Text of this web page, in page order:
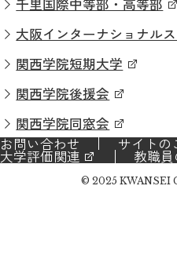
大阪インターナショナル
関西学院短期大学
関西学院後援会
関西学院同窓会
お問い合わせ
サイトの
大学評価関連 教職
© 2025 KWANSEI